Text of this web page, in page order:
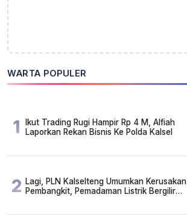
WARTA POPULER
1
Ikut Trading Rugi Hampir Rp 4 M, Alfiah
Laporkan Rekan Bisnis Ke Polda Kalsel
2 Lagi, PLN Kalselteng Umumkan Kerusakan
Pembangkit, Pemadaman Listrik Bergilir